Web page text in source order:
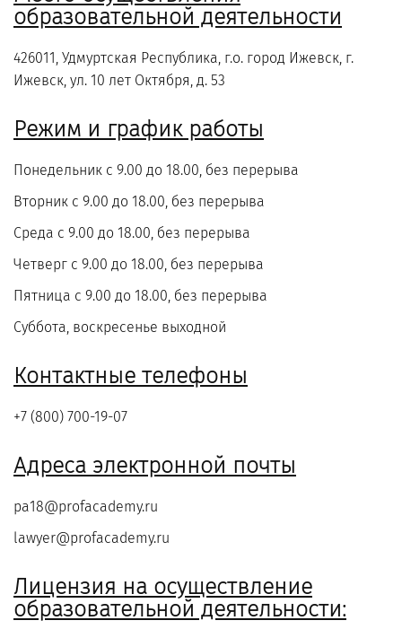
образовательной деятельности
426011, Удмуртская Республика, г.о. город Ижевск, г.
Ижевск, ул. 10 лет Октября, д. 53
Режим и график работы
Понедельник с 9.00 до 18.00, без перерыва
Вторник с 9.00 до 18.00, без перерыва
Среда с 9.00 до 18.00, без перерыва
Четверг с 9.00 до 18.00, без перерыва
Пятница с 9.00 до 18.00, без перерыва
Суббота, воскресенье выходной
Контактные телефоны
+7 (800) 700-19-07
Адреса электронной почты
pa18@profacademy.ru
lawyer@profacademy.ru
Лицензия на осуществление
образовательной деятельности: